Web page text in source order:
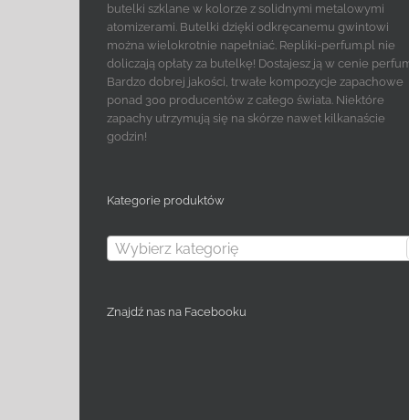
butelki szklane w kolorze z solidnymi metalowymi
atomizerami. Butelki dzięki odkręcanemu gwintowi
można wielokrotnie napełniać. Repliki-perfum.pl nie
doliczają opłaty za butelkę! Dostajesz ją w cenie
Bardzo dobrej jakości, trwałe kompozycje zapachowe
ponad 300 producentów z całego świata. Niektóre
zapachy utrzymują się na skórze nawet kilkanaście
godzin!
Kategorie produktów
Wybierz kategorię
Znajdź nas na Facebooku